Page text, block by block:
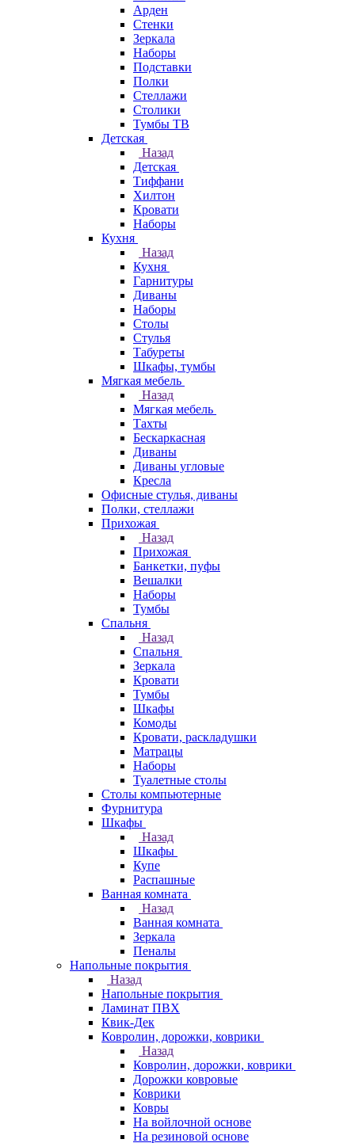
Арден
Стенки
Зеркала
Наборы
Подставки
Полки
Стеллажи
Столики
Тумбы ТВ
Детская
Назад
Детская
Тиффани
Хилтон
Кровати
Наборы
Кухня
Назад
Кухня
Гарнитуры
Диваны
Наборы
Столы
Стулья
Табуреты
Шкафы, тумбы
Мягкая мебель
Назад
Мягкая мебель
Тахты
Бескаркасная
Диваны
Диваны угловые
Кресла
Офисные стулья, диваны
Полки, стеллажи
Прихожая
Назад
Прихожая
Банкетки, пуфы
Вешалки
Наборы
Тумбы
Спальня
Назад
Спальня
Зеркала
Кровати
Тумбы
Шкафы
Комоды
Кровати, раскладушки
Матрацы
Наборы
Туалетные столы
Столы компьютерные
Фурнитура
Шкафы
Назад
Шкафы
Купе
Распашные
Ванная комната
Назад
Ванная комната
Зеркала
Пеналы
Напольные покрытия
Назад
Напольные покрытия
Ламинат ПВХ
Квик-Дек
Ковролин, дорожки, коврики
Назад
Ковролин, дорожки, коврики
Дорожки ковровые
Коврики
Ковры
На войлочной основе
На резиновой основе